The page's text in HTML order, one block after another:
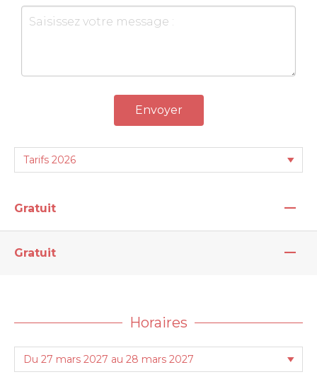
Envoyer
Gratuit —
Gratuit —
Horaires